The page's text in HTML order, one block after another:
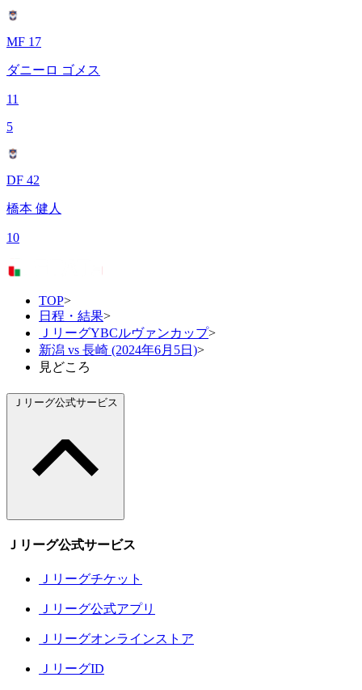
MF 17
ダニーロ ゴメス
11
5
DF 42
橋本 健人
10
TOP>
日程・結果>
ＪリーグYBCルヴァンカップ>
新潟 vs 長崎 (2024年6月5日)>
見どころ
Ｊリーグ公式サービス
Ｊリーグ公式サービス
Ｊリーグチケット
Ｊリーグ公式アプリ
Ｊリーグオンラインストア
ＪリーグID